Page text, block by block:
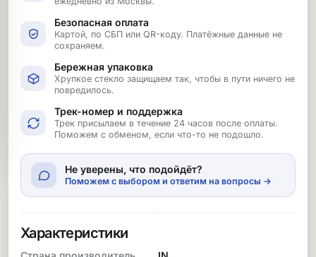
Безопасная оплата
Картой, по СБП или QR-коду. Платёжные данные не
сохраняем.
Бережная упаковка
Хрупкое стекло защищаем так, чтобы в пути ничего не
повредилось.
Трек-номер и поддержка
Трек присылаем в течение 24 часов после оплаты.
Поможем с обменом, если что-то не подошло.
Не уверены, что подойдёт?
Поможем с выбором и ответим на вопросы →
Характеристики